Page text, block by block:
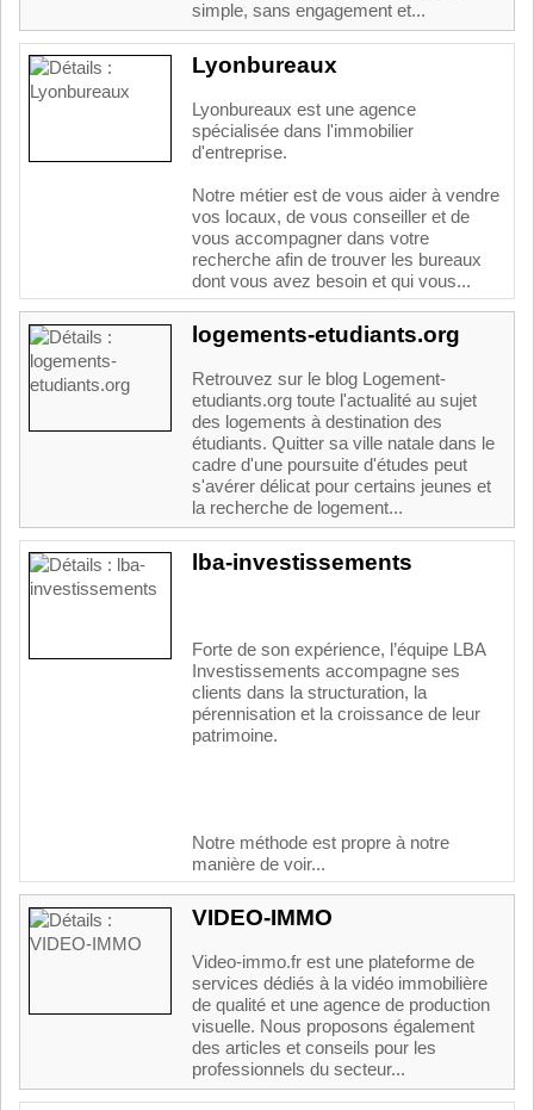
simple, sans engagement et...
Lyonbureaux
Lyonbureaux est une agence
spécialisée dans l'immobilier
d'entreprise.
Notre métier est de vous aider à vendre
vos locaux, de vous conseiller et de
vous accompagner dans votre
recherche afin de trouver les bureaux
dont vous avez besoin et qui vous...
logements-etudiants.org
Retrouvez sur le blog Logement-
etudiants.org toute l'actualité au sujet
des logements à destination des
étudiants. Quitter sa ville natale dans le
cadre d'une poursuite d'études peut
s'avérer délicat pour certains jeunes et
la recherche de logement...
lba-investissements
Forte de son expérience, l’équipe LBA
Investissements accompagne ses
clients dans la structuration, la
pérennisation et la croissance de leur
patrimoine.
Notre méthode est propre à notre
manière de voir...
VIDEO-IMMO
Video-immo.fr est une plateforme de
services dédiés à la vidéo immobilière
de qualité et une agence de production
visuelle. Nous proposons également
des articles et conseils pour les
professionnels du secteur...